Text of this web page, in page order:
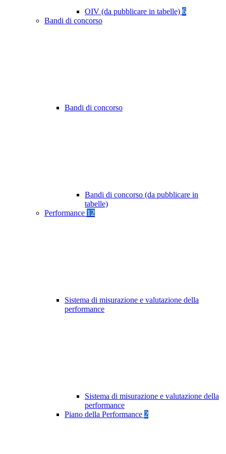
OIV (da pubblicare in tabelle) 6
Bandi di concorso
Bandi di concorso
Bandi di concorso (da pubblicare in
tabelle)
Performance 12
Sistema di misurazione e valutazione della
performance
Sistema di misurazione e valutazione della
performance
Piano della Performance 2